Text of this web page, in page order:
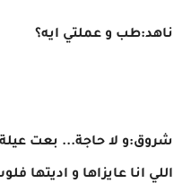
ناهد:طب و عملتي ايه؟
شروق:و لا حاجة... بعت
اللي انا عايزاها و